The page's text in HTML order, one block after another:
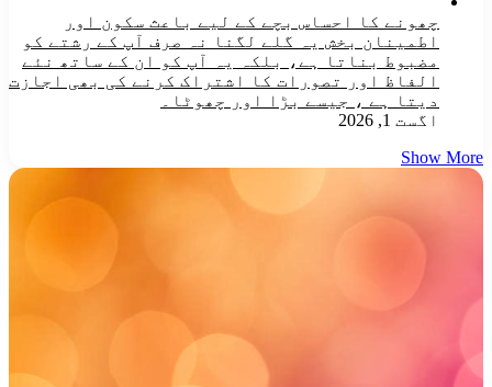
چھونے کا احساس بچے کے لیے باعث سکون اور
اطمینان بخش یہ گلے لگنا نہ صرف آپ کے رشتے کو
مضبوط بناتا ہے، بلکہ یہ آپ کو ان کے ساتھ نئے
الفاظ اور تصورات کا اشتراک کرنے کی بھی اجازت
دیتا ہے ، جیسے بڑا اور چھوٹا۔
اگست 1, 2026
Show More